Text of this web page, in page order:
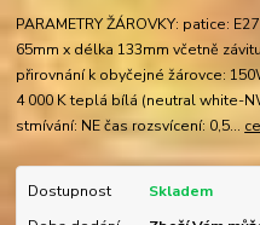
PARAMETRY ŽÁROVKY: patice:
65mm x délka 133mm včetně
přirovnání k obyčejné žárovce:
4 000 K teplá bílá (neutral white-
stmívání: NE čas rozsvícení: 0,5...
Dostupnost
Skladem